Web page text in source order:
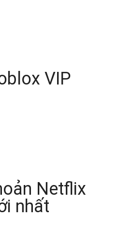
VIP
Netflix
nhất